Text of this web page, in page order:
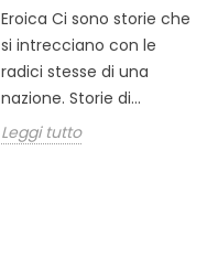
Eroica Ci sono storie che
si intrecciano con le
radici stesse di una
nazione. Storie di...
Leggi tutto